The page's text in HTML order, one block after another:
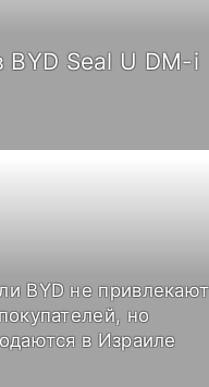
BYD Seal U DM-i
BYD не привлекают
но
в Израиле